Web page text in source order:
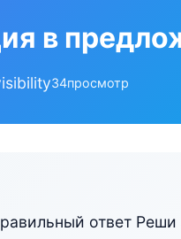
в
34просмотр
ответ Реши